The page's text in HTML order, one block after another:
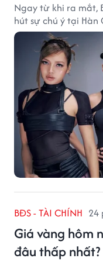
Ngay từ khi ra mắt,
hút sự chú ý tại
BĐS - TÀI CHÍNH 24
Giá vàng hôm
đâu thấp nhất?